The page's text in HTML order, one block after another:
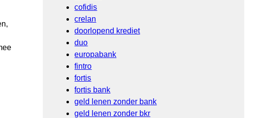
cofidis
crelan
doorlopend krediet
duo
europabank
fintro
fortis
fortis bank
geld lenen zonder bank
geld lenen zonder bkr